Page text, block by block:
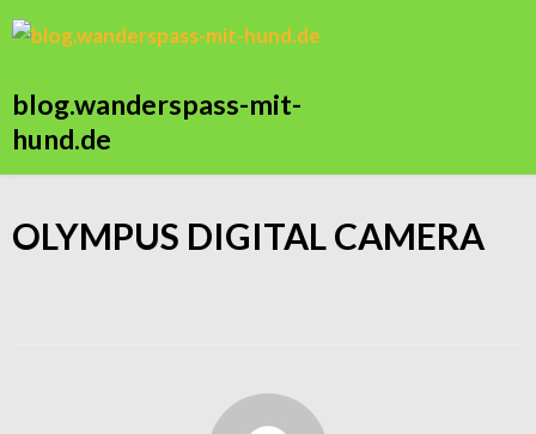
blog.wanderspass-mit-
hund.de
OLYMPUS DIGITAL CAMERA